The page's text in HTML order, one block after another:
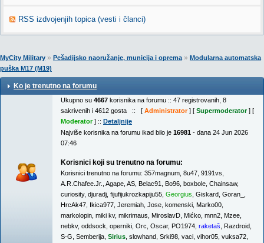
RSS izdvojenjih topica (vesti i članci)
MyCity Military » Pešadijsko naoružanje, municija i oprema» Modularna automatska
puška M17 (M19)
Ko je trenutno na forumu
Ukupno su 4667 korisnika na forumu :: 47 registrovanih, 8
sakrivenih i 4612 gosta :: [ Administrator] [ Supermoderator] [
Moderator] :: Detaljnije
Najviše korisnika na forumu ikad bilo je 16981 - dana 24 Jun 2026
07:46
Korisnici koji su trenutno na forumu:
Korisnici trenutno na forumu: 357magnum 8u47 9191vs
A.R.Chafee.Jr. Agape AS Belac91 Bo96 boxbole Chainsaw,
curiosity, djuradj fijufijukrozkapiju55 Georgius Giskard Goran_
HrcAk47 Ikica977 Jeremiah Jose komenski Marko00
markolopin miki kv, mikrimaus MiroslavD Mićko mnn2 Mzee
nebkv, oddsock operniki Orc Oscar, PO1974 raketaš Razdroid
S-G Semberija Sirius slowhand Srki98 vaci vihor05 vuksa72